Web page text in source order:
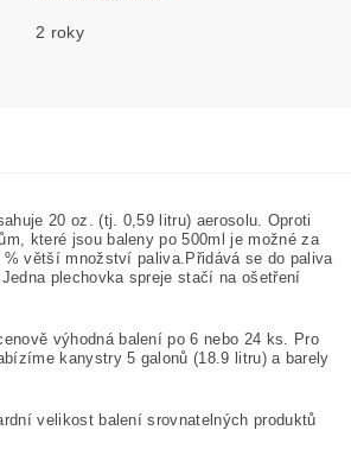
2 roky
20 oz. (tj. 0,59 litru) aerosolu. Oproti
které jsou baleny po 500ml je možné za
větší množství paliva.Přidává se do paliva
plechovka spreje stačí na ošetření
výhodná balení po 6 nebo 24 ks. Pro
kanystry 5 galonů (18.9 litru) a barely
velikost balení srovnatelných produktů